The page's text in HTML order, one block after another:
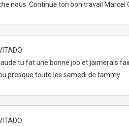
nous. Continue ton bon travail Marcel
tu fat une bonne job et jaimerais
presque toute les samedi de tammy